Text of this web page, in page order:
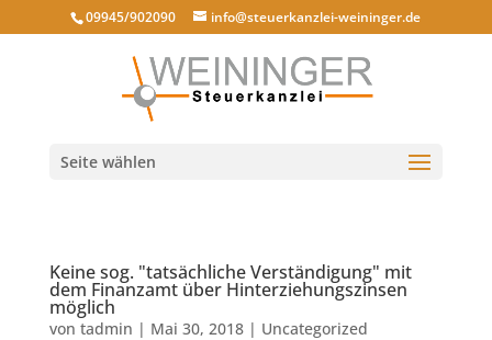
09945/902090 info@steuerkanzlei-weininger.de
Seite wählen
Keine sog. "tatsächliche Verständigung" mit
dem Finanzamt über Hinterziehungszinsen
möglich
von tadmin | Mai 30, 2018| Uncategorized